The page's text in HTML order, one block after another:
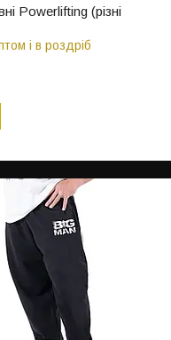
Powerlifting (різні
і в роздріб